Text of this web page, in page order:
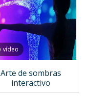
vídeo
Arte de sombras
interactivo